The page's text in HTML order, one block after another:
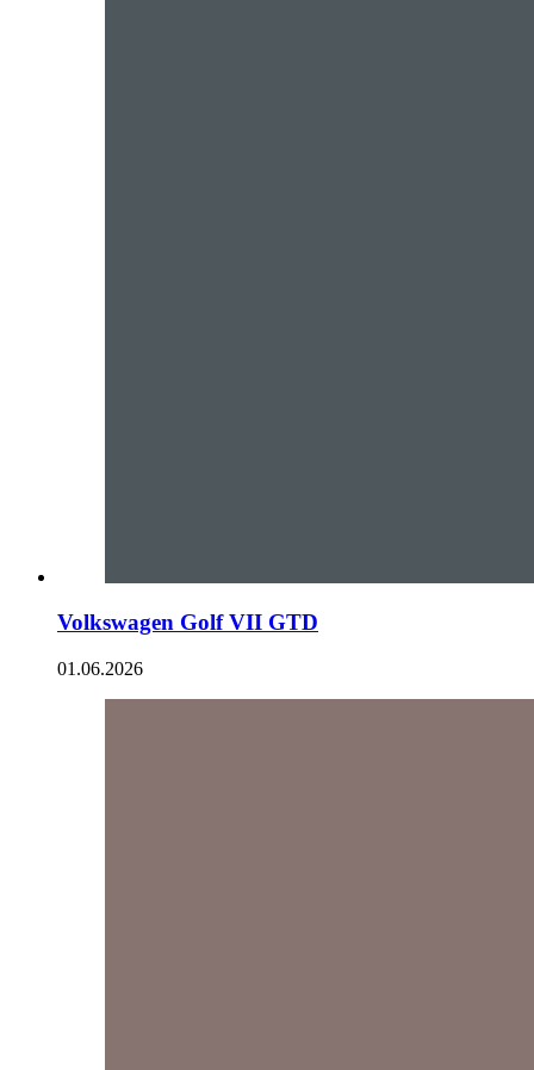
Volkswagen Golf VII GTD
01.06.2026